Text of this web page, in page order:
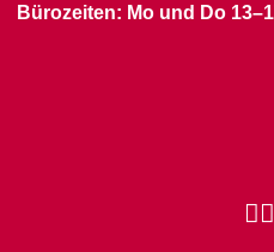
Bürozeiten: Mo und Do